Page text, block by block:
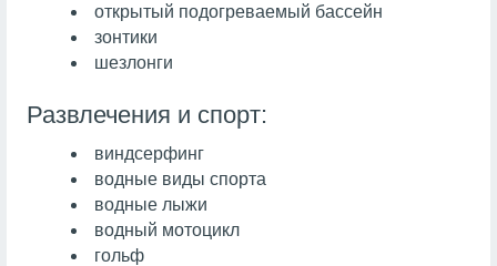
открытый подогреваемый бассейн
зонтики
шезлонги
Развлечения и спорт:
виндсерфинг
водные виды спорта
водные лыжи
водный мотоцикл
гольф